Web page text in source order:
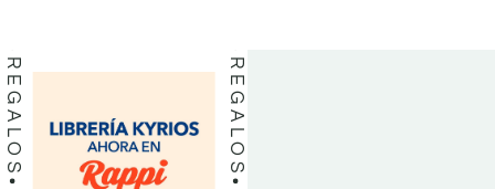
REGALOS
REGALOS